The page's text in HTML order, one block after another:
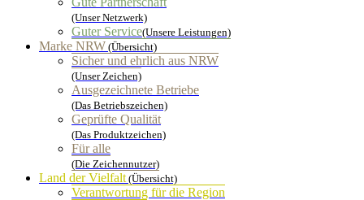
(Unser Netzwerk)
Guter Service(Unsere Leistungen)
Marke NRW (Übersicht)
Sicher und ehrlich aus NRW
(Unser Zeichen)
Ausgezeichnete Betriebe
(Das Betriebszeichen)
Geprüfte Qualität
(Das Produktzeichen)
Für alle
(Die Zeichennutzer)
Land der Vielfalt(Übersicht)
Verantwortung für die Region